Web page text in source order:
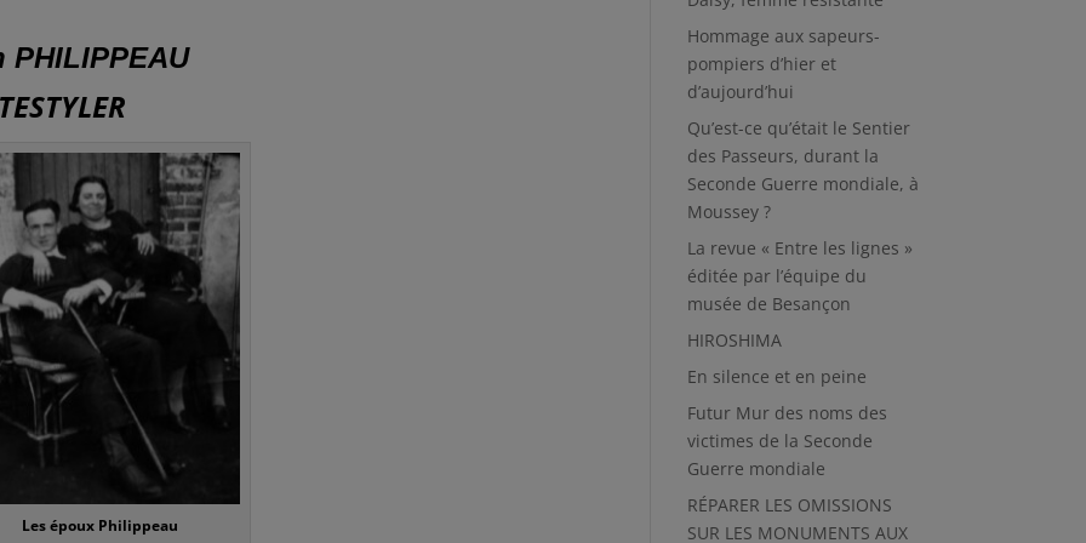
PHILIPPEAU
Les époux Philippeau
Hommage aux sapeurs-
pompiers d’hier et
d’aujourd’hui
Qu’est-ce qu’était le Sentier
des Passeurs, durant la
Seconde Guerre mondiale, à
Moussey ?
La revue « Entre les lignes »
éditée par l’équipe du
musée de Besançon
HIROSHIMA
En silence et en peine
Futur Mur des noms des
victimes de la Seconde
Guerre mondiale
RÉPARER LES OMISSIONS
SUR LES MONUMENTS AUX